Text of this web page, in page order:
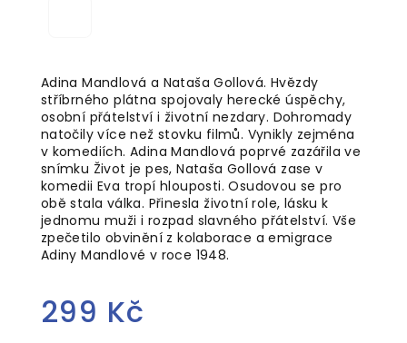
Adina Mandlová a Nataša Gollová. Hvězdy
stříbrného plátna spojovaly herecké úspěchy,
osobní přátelství i životní nezdary. Dohromady
natočily více než stovku filmů. Vynikly zejména
v komediích. Adina Mandlová poprvé zazářila ve
snímku Život je pes, Nataša Gollová zase v
komedii Eva tropí hlouposti. Osudovou se pro
obě stala válka. Přinesla životní role, lásku k
jednomu muži i rozpad slavného přátelství. Vše
zpečetilo obvinění z kolaborace a emigrace
Adiny Mandlové v roce 1948.
299 Kč